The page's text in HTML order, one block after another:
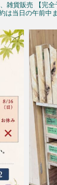
雑貨販売 【完全
は当日の午前中ま